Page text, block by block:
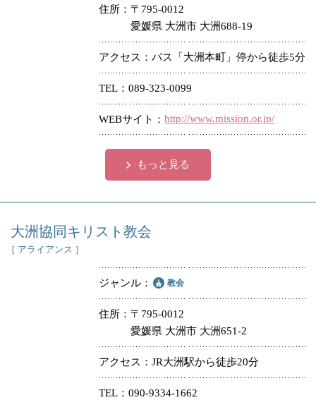
住所
〒795-0012
愛媛県 大洲市 大洲688-19
アクセス バス「大洲本町」停から徒歩5分
TEL 089-323-0099
WEBサイト http://www.mission.or.jp/
もっと見る
大洲協同キリスト教会
［ アライアンス ］
ジャンル 教会
住所
〒795-0012
愛媛県 大洲市 大洲651-2
アクセス JR大洲駅から徒歩20分
TEL 090-9334-1662